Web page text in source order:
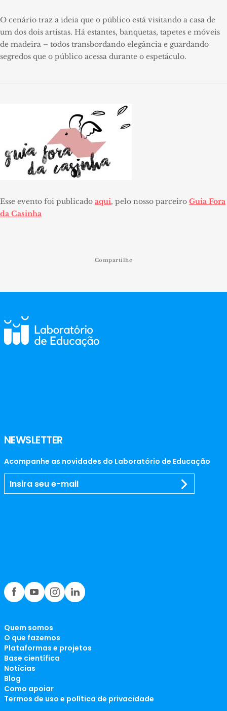
O cenário traz a ideia que o público está visitando a casa de
um dos dois artistas. Há estantes, banquetas, tapetes e móveis
de madeira – todos transbordando elegância e guardando
segredos que o público acessa durante o espetáculo.
Esse evento foi publicado aqui, pelo nosso parceiro Guia Fora
da Casinha
Compartilhe
NEWSLETTER
Acompanhe as novidades do Laboratório de Educação
Quem somos
O que fazemos
Plataformas e projetos
Base científica
Notícias
Blog
Como apoiar
Termos de uso e política de privacidade